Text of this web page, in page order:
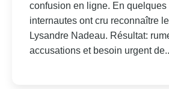
confusion en ligne. En quelques
internautes ont cru reconnaître
Lysandre Nadeau. Résultat:
accusations et besoin urgent